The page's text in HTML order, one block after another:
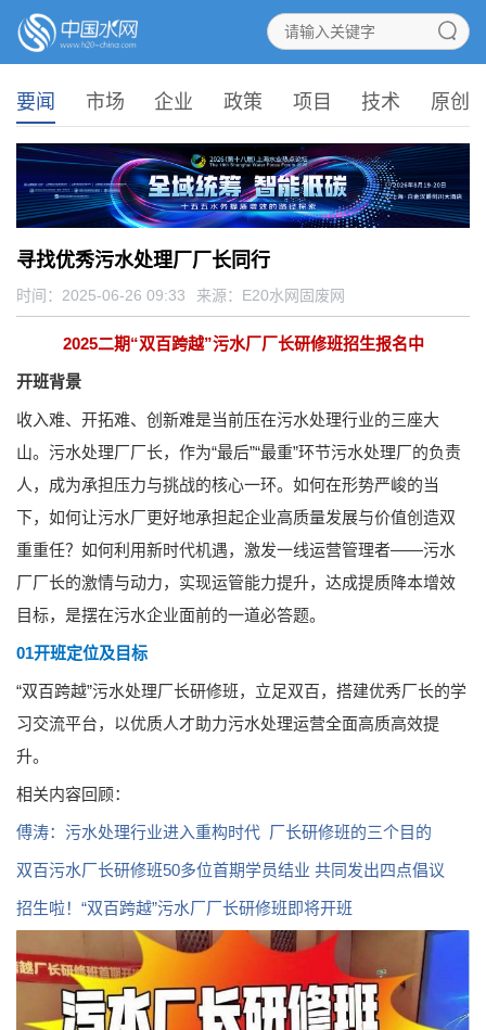
要闻 市场 企业 政策 项目 技术 原创
寻找优秀污水处理厂厂长同行
时间：2025-06-26 09:33 来源： E20水网固废网
2025二期“双百跨越”污水厂厂长研修班招生报名中
开班背景
收入难、开拓难、创新难是当前压在污水处理行业的三座大
山。污水处理厂厂长，作为“最后”“最重”环节污水处理厂的负责
人，成为承担压力与挑战的核心一环。如何在形势严峻的当
下，如何让污水厂更好地承担起企业高质量发展与价值创造双
重重任？如何利用新时代机遇，激发一线运营管理者——污水
厂厂长的激情与动力，实现运管能力提升，达成提质降本增效
目标，是摆在污水企业面前的一道必答题。
01开班定位及目标
“双百跨越”污水处理厂长研修班，立足双百，搭建优秀厂长的学
习交流平台，以优质人才助力污水处理运营全面高质高效提
升。
相关内容回顾：
傅涛：污水处理行业进入重构时代 厂长研修班的三个目的
双百污水厂长研修班50多位首期学员结业 共同发出四点倡议
招生啦！“双百跨越”污水厂厂长研修班即将开班